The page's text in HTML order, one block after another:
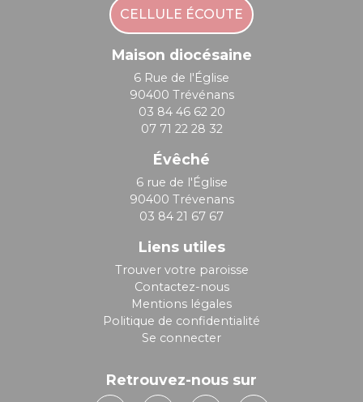
CELLULE ÉCOUTE
Maison diocésaine
6 Rue de l'Église
90400 Trévénans
03 84 46 62 20
07 71 22 28 32
Évêché
6 rue de l'Église
90400 Trévenans
03 84 21 67 67
Liens utiles
Trouver votre paroisse
Contactez-nous
Mentions légales
Politique de confidentialité
Se connecter
Retrouvez-nous sur